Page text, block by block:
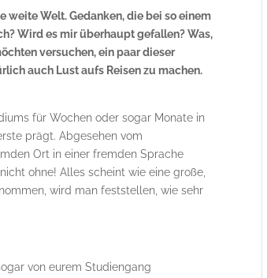
weite Welt. Gedanken, die bei so einem
Wird es mir überhaupt gefallen? Was,
versuchen, ein paar dieser
auch Lust aufs Reisen zu machen.
für Wochen oder sogar Monate in
prägt. Abgesehen vom
Ort in einer fremden Sprache
ohne! Alles scheint wie eine große,
wird man feststellen, wie sehr
von eurem Studiengang